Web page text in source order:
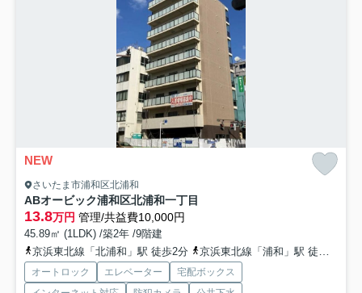
NEW
さいたま市浦和区北浦和
ABオービック浦和区北浦和一丁目
13.8万円 管理/共益費10,000円
45.89㎡ (1LDK) /築2年 /9階建
京浜東北線「北浦和」駅 徒歩2分
京浜東北線「浦和」駅 徒歩25分
オートロック エレベーター
宅配ボックス